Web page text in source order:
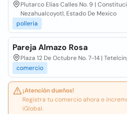
Plutarco Elias Calles No. 9 |
Nezahualcoyotl, Estado De Mexico
polleria
Pareja Almazo Rosa
Plaza 12 De Octubre No. 7-14 |
comercio
¡Atención dueños!
Registra tu comercio ahora e
iGlobal.